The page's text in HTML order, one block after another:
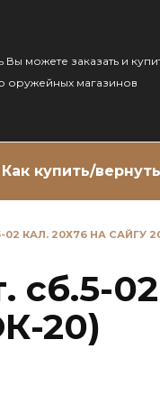
Вы можете заказать и
оружейных магазинов
Как купить/вернуть
КАЛ. 20Х76 НА САЙГУ
сб.5-
20)